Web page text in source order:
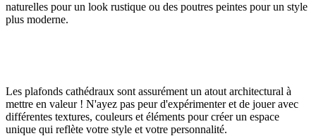
naturelles pour un look rustique ou des poutres peintes pour un style
plus moderne.
Les plafonds cathédraux sont assurément un atout architectural à
mettre en valeur ! N'ayez pas peur d'expérimenter et de jouer avec
différentes textures, couleurs et éléments pour créer un espace
unique qui reflète votre style et votre personnalité.